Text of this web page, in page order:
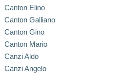
Canton Elino
Canton Galliano
Canton Gino
Canton Mario
Canzi Aldo
Canzi Angelo